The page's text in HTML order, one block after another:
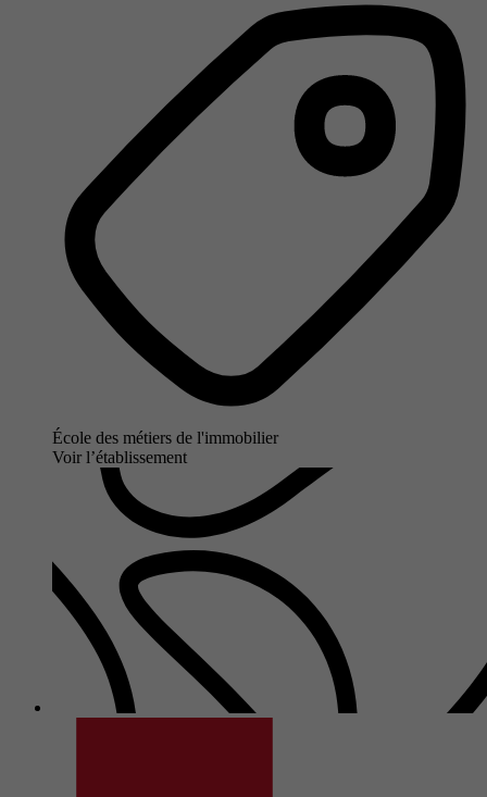
École des métiers de l'immobilier
Voir l’établissement